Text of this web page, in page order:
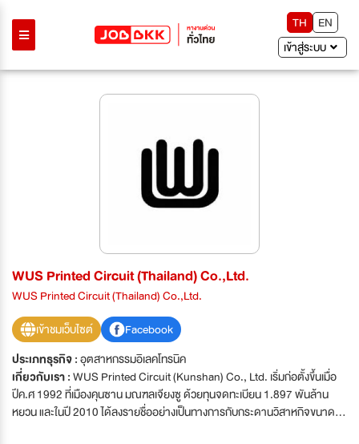
TH
EN
เข้าสู่ระบบ
WUS Printed Circuit (Thailand) Co.,Ltd.
WUS Printed Circuit (Thailand) Co.,Ltd.
เข้าชมเว็บไซต์
Facebook
ประเภทธุรกิจ :อุตสาหกรรมอิเลคโทรนิค
เกี่ยวกับเรา :WUS Printed Circuit (Kunshan) Co., Ltd. เริ่มก่อตั้งขึ้นเมื่อ
ปีค.ศ 1992 ที่เมืองคุนซาน มณฑลเจียงซู ด้วยทุนจดทะเบียน 1.897 พันล้าน
หยวน และในปี 2010 ได้ลงรายชื่ออย่างเป็นทางการกับกระดานวิสาหกิจขนาด